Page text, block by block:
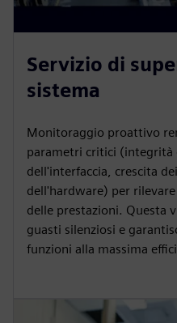
Servizio di
sistema
Monitoraggio proattivo
parametri critici (integrità
dell'interfaccia, crescita
dell'hardware) per
delle prestazioni. Questa
guasti silenziosi e
funzioni alla massima